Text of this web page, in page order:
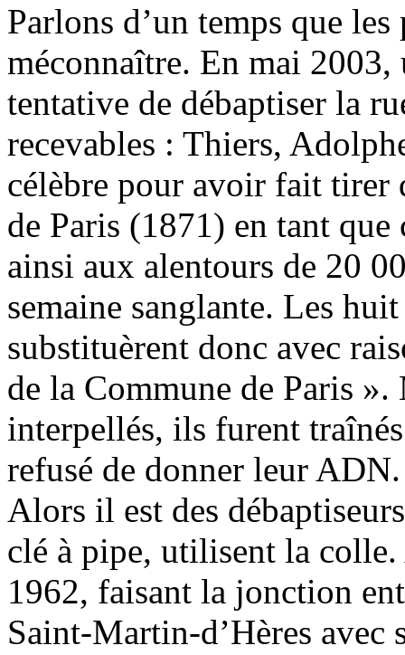
Parlons d’un temps que
méconnaître. En mai
tentative de débaptiser la
recevables : Thiers,
célèbre pour avoir fait tirer
de Paris (1871) en tant
ainsi aux alentours de 20
semaine sanglante. Les
substituèrent donc avec
de la Commune de Paris
interpellés, ils furent
refusé de donner leur ADN.
Alors il est des
clé à pipe, utilisent la
1962, faisant la jonction
Saint-Martin-d’Hères avec